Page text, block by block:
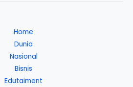
Home
Dunia
Nasional
Bisnis
Edutaiment